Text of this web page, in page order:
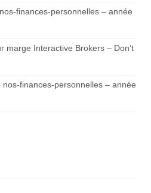
finances-personnelles – année
marge Interactive Brokers – Don’t
nos-finances-personnelles – année